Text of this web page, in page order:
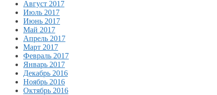
Август 2017
Июль 2017
Июнь 2017
Май 2017
Апрель 2017
Март 2017
Февраль 2017
Январь 2017
Декабрь 2016
Ноябрь 2016
Октябрь 2016